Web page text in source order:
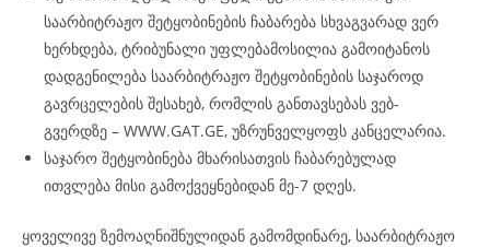
საარბიტრაჟო შეტყობინების ჩაბარება სხვაგვარად ვერ
ხერხდება, ტრიბუნალი უფლებამოსილია გამოიტანოს
დადგენილება საარბიტრაჟო შეტყობინების საჯაროდ
გავრცელების შესახებ, რომლის განთავსებას ვებ-
გვერდზე – WWW.GAT.GE, უზრუნველყოფს კანცელარია.
საჯარო შეტყობინება მხარისათვის ჩაბარებულად
ითვლება მისი გამოქვეყნებიდან მე-7 დღეს.
ყოველივე ზემოაღნიშნულიდან გამომდინარე, საარბიტრაჟო